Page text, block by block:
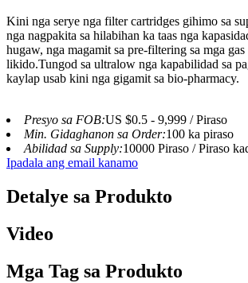
Kini nga serye nga filter cartridges gihimo sa
nga nagpakita sa hilabihan ka taas nga
hugaw, nga magamit sa pre-filtering sa mga gas
likido.Tungod sa ultralow nga kapabilidad sa
kaylap usab kini nga gigamit sa bio-pharmacy.
Presyo sa FOB:US $0.5 - 9,999 / Piraso
Min. Gidaghanon sa Order:100 ka piraso
Abilidad sa Supply:10000 Piraso / Piraso
Ipadala ang email kanamo
Detalye sa Produkto
Video
Mga Tag sa Produkto